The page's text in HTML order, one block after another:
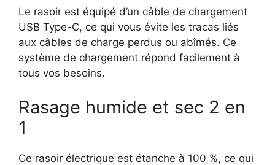
Le rasoir est équipé d’un câble de chargement
USB Type-C, ce qui vous évite les tracas liés
aux câbles de charge perdus ou abîmés. Ce
système de chargement répond facilement à
tous vos besoins.
Rasage humide et sec 2 en
1
Ce rasoir électrique est étanche à 100 %, ce qui